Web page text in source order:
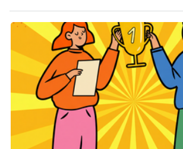
значит – сокращает доходы бизнеса.